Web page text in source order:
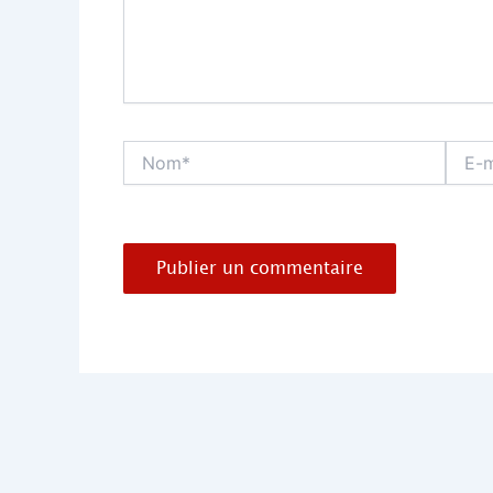
Nom*
E-
mail*